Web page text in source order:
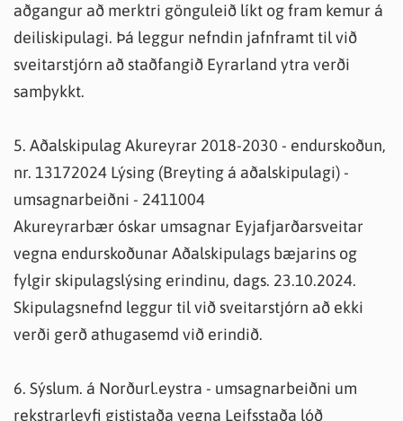
aðgangur að merktri gönguleið líkt og fram kemur á
deiliskipulagi. Þá leggur nefndin jafnframt til við
sveitarstjórn að staðfangið Eyrarland ytra verði
samþykkt.
5. Aðalskipulag Akureyrar 2018-2030 - endurskoðun,
nr. 13172024 Lýsing (Breyting á aðalskipulagi) -
umsagnarbeiðni - 2411004
Akureyrarbær óskar umsagnar Eyjafjarðarsveitar
vegna endurskoðunar Aðalskipulags bæjarins og
fylgir skipulagslýsing erindinu, dags. 23.10.2024.
Skipulagsnefnd leggur til við sveitarstjórn að ekki
verði gerð athugasemd við erindið.
6. Sýslum. á Norðurl.eystra - umsagnarbeiðni um
rekstrarleyfi gististaða vegna Leifsstaða lóð